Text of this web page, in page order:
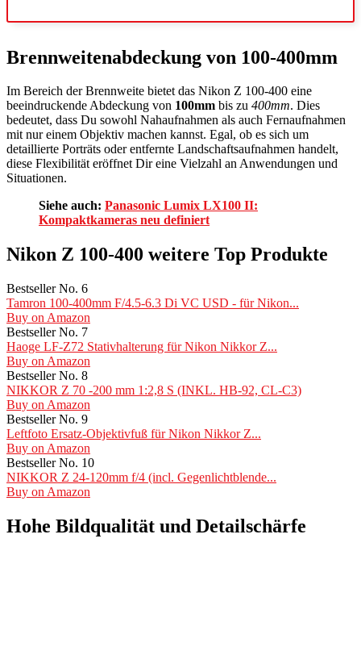
Brennweitenabdeckung von 100-400mm
Im Bereich der Brennweite bietet das Nikon Z 100-400 eine
beeindruckende Abdeckung von 100mm bis zu 400mm. Dies
bedeutet, dass Du sowohl Nahaufnahmen als auch Fernaufnahmen
mit nur einem Objektiv machen kannst. Egal, ob es sich um
detaillierte Porträts oder entfernte Landschaftsaufnahmen handelt,
diese Flexibilität eröffnet Dir eine Vielzahl an Anwendungen und
Situationen.
Siehe auch: Panasonic Lumix LX100 II:
Kompaktkameras neu definiert
Nikon Z 100-400 weitere Top Produkte
Bestseller No. 6
Tamron 100-400mm F/4.5-6.3 Di VC USD - für Nikon...
Buy on Amazon
Bestseller No. 7
Haoge LF-Z72 Stativhalterung für Nikon Nikkor Z...
Buy on Amazon
Bestseller No. 8
NIKKOR Z 70 -200 mm 1:2,8 S (INKL. HB-92, CL-C3)
Buy on Amazon
Bestseller No. 9
Leftfoto Ersatz-Objektivfuß für Nikon Nikkor Z...
Buy on Amazon
Bestseller No. 10
NIKKOR Z 24-120mm f/4 (incl. Gegenlichtblende...
Buy on Amazon
Hohe Bildqualität und Detailschärfe